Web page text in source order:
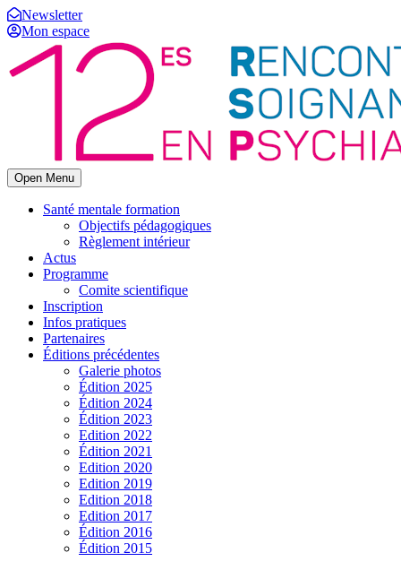
Newsletter
Mon espace
Open Menu
Santé mentale formation
Objectifs pédagogiques
Règlement intérieur
Actus
Programme
Comite scientifique
Inscription
Infos pratiques
Partenaires
Éditions précédentes
Galerie photos
Édition 2025
Édition 2024
Édition 2023
Edition 2022
Édition 2021
Edition 2020
Edition 2019
Edition 2018
Edition 2017
Édition 2016
Édition 2015